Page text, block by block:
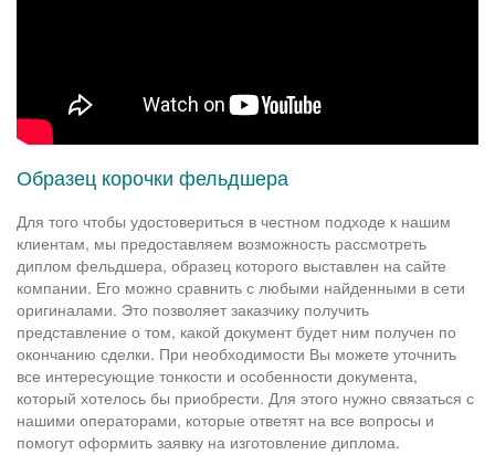
Образец корочки фельдшера
Для того чтобы удостовериться в честном подходе к нашим
клиентам, мы предоставляем возможность рассмотреть
диплом фельдшера, образец которого выставлен на сайте
компании. Его можно сравнить с любыми найденными в сети
оригиналами. Это позволяет заказчику получить
представление о том, какой документ будет ним получен по
окончанию сделки. При необходимости Вы можете уточнить
все интересующие тонкости и особенности документа,
который хотелось бы приобрести. Для этого нужно связаться с
нашими операторами, которые ответят на все вопросы и
помогут оформить заявку на изготовление диплома.